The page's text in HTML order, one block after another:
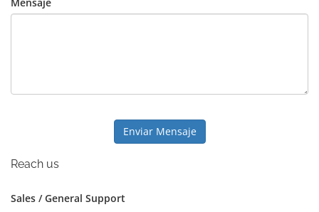
Enviar Mensaje
Reach us
Sales / General Support